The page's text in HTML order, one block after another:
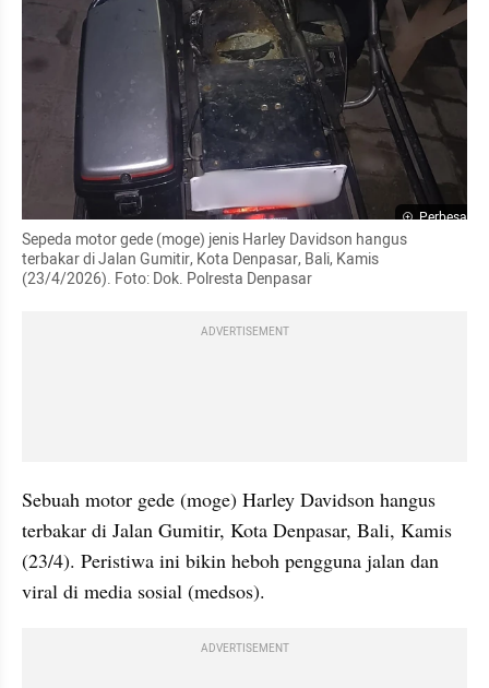
Perbesar
Sepeda motor gede (moge) jenis Harley Davidson hangus
terbakar di Jalan Gumitir, Kota Denpasar, Bali, Kamis
(23/4/2026). Foto: Dok. Polresta Denpasar
ADVERTISEMENT
Sebuah motor gede (moge) Harley Davidson hangus
terbakar di Jalan Gumitir, Kota Denpasar, Bali, Kamis
(23/4). Peristiwa ini bikin heboh pengguna jalan dan
viral di media sosial (medsos).
ADVERTISEMENT